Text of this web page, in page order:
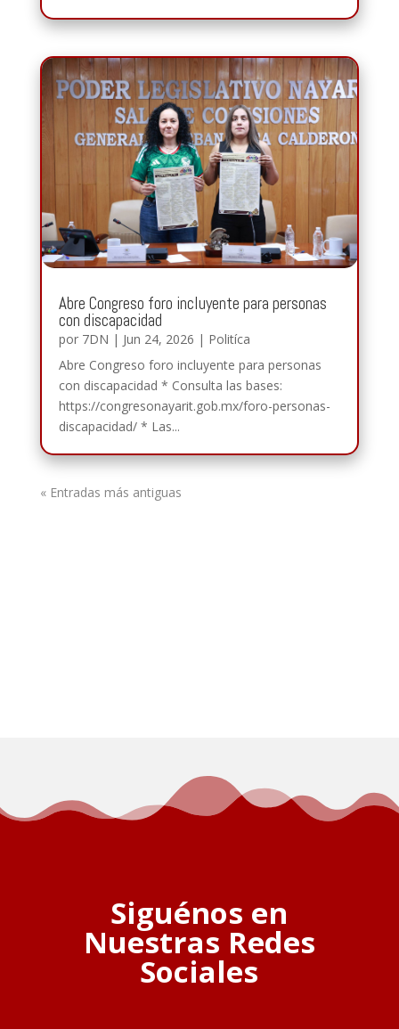
Abre Congreso foro incluyente para personas
con discapacidad
por 7DN | Jun 24, 2026 | Politíca
Abre Congreso foro incluyente para personas
con discapacidad * Consulta las bases:
https://congresonayarit.gob.mx/foro-personas-
discapacidad/ * Las...
« Entradas más antiguas
Siguénos en
Nuestras Redes
Sociales